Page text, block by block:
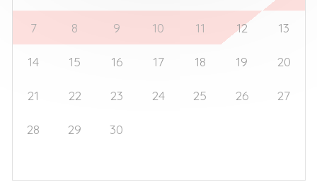
7 8 9 10 11 12 13
14 15 16 17 18 19 20
21 22 23 24 25 26 27
28 29 30